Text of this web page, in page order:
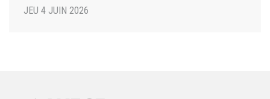
JEU 4 JUIN 2026